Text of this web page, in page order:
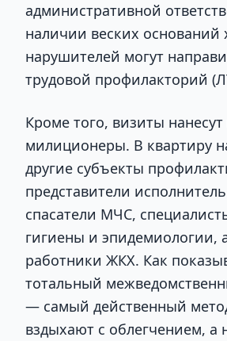
административной
наличии веских оснований
нарушителей могут
трудовой профилакторий
Кроме того, визиты
милиционеры. В квартиру
другие субъекты
представители
спасатели МЧС,
гигиены и эпидемиологии,
работники ЖКХ. Как
тотальный
— самый действенный
вздыхают с облегчением, а